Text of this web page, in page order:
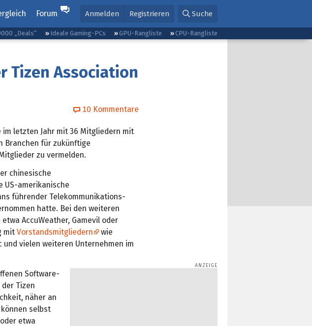
Forum Anmelden Registrieren Suche
„Deals“ Ideale Gaming-PCs GPU-Rangliste CPU-Rangliste
Tizen Association
10 Kommentare
im letzten Jahr mit 36 Mitgliedern mit
Branchen für zukünftige
zu vermelden.
chinesische
US-amerikanische
führender Telekommunikations-
hatte. Bei den weiteren
AccuWeather, Gamevil oder
mit Vorstandsmitgliedern
wie
und vielen weiteren Unternehmen im
Software-
Tizen
näher an
selbst
etwa